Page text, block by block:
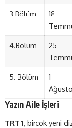
3.Bölüm
18
4.Bölüm
25
5. Bölüm
1
Yazın Aile İşleri
TRT 1, birçok yeni